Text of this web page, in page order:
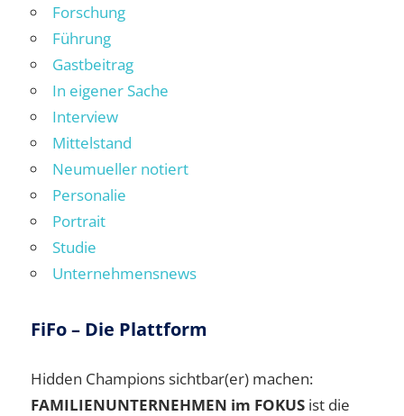
Forschung
Führung
Gastbeitrag
In eigener Sache
Interview
Mittelstand
Neumueller notiert
Personalie
Portrait
Studie
Unternehmensnews
FiFo – Die Plattform
Hidden Champions sichtbar(er) machen:
FAMILIENUNTERNEHMEN im FOKUS ist die